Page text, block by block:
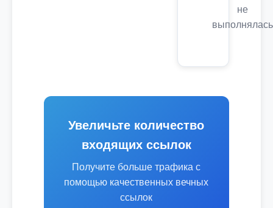
не
выполнялась
Увеличьте количество
входящих ссылок
Получите больше трафика с
помощью качественных вечных
ссылок